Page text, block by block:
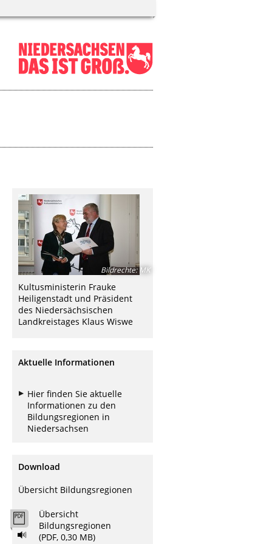
Bildrechte:MK
Kultusministerin Frauke
Heiligenstadt und Präsident
des Niedersächsischen
Landkreistages Klaus Wiswe
Aktuelle Informationen
Hier finden Sie aktuelle
Informationen zu den
Bildungsregionen in
Niedersachsen
Download
Übersicht Bildungsregionen
Übersicht
Bildungsregionen
(PDF, 0,30 MB)